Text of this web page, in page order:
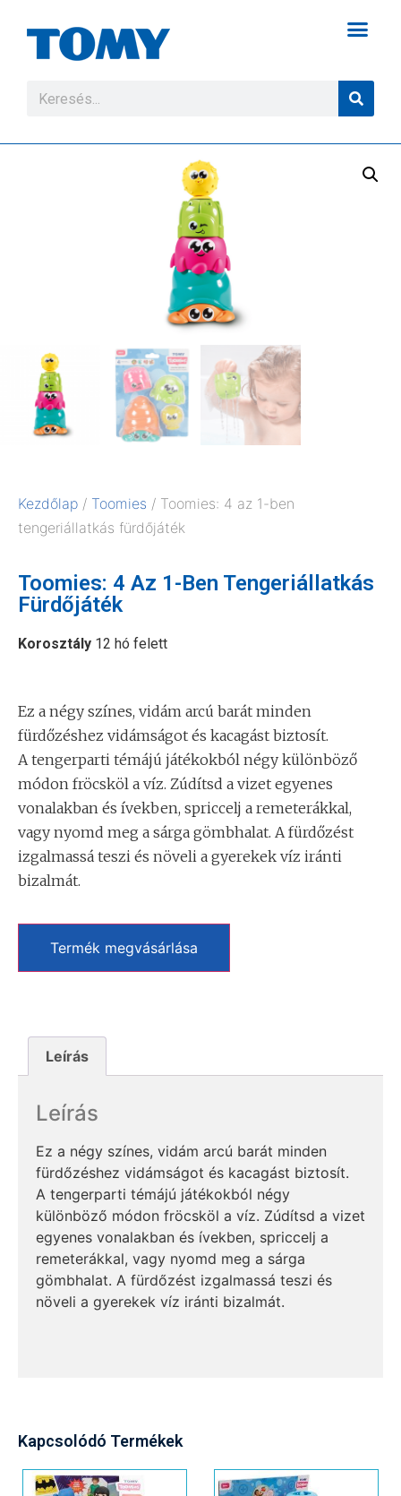
Kezdőlap / Toomies / Toomies: 4 az 1-ben
tengeriállatkás fürdőjáték
Toomies: 4 Az 1-Ben Tengeriállatkás
Fürdőjáték
Korosztály 12 hó felett
Ez a négy színes, vidám arcú barát minden
fürdőzéshez vidámságot és kacagást biztosít.
A tengerparti témájú játékokból négy különböző
módon fröcsköl a víz. Zúdítsd a vizet egyenes
vonalakban és ívekben, spriccelj a remeterákkal,
vagy nyomd meg a sárga gömbhalat. A fürdőzést
izgalmassá teszi és növeli a gyerekek víz iránti
bizalmát.
Termék megvásárlása
Leírás
Leírás
Ez a négy színes, vidám arcú barát minden
fürdőzéshez vidámságot és kacagást biztosít.
A tengerparti témájú játékokból négy
különböző módon fröcsköl a víz. Zúdítsd a vizet
egyenes vonalakban és ívekben, spriccelj a
remeterákkal, vagy nyomd meg a sárga
gömbhalat. A fürdőzést izgalmassá teszi és
növeli a gyerekek víz iránti bizalmát.
Kapcsolódó Termékek